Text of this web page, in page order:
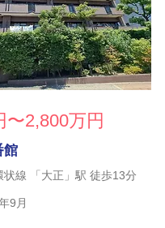
〜2,800万円
館
状線 「大正」駅 徒歩13分
9月